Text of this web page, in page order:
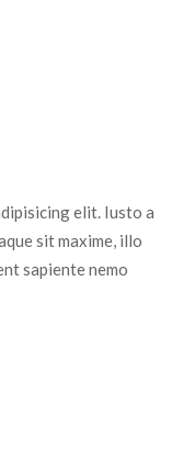
elit. Iusto a
sit maxime, illo
sapiente nemo